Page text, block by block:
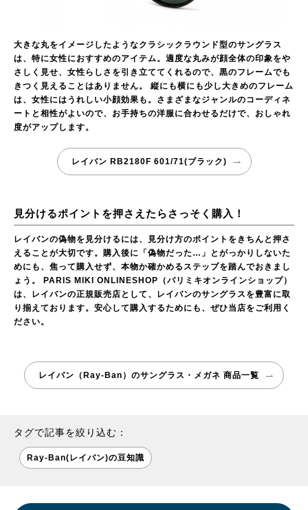
大きな丸をイメージしたようなクラシックラウンド型のサングラス
は、特に女性におすすめのアイテム。適度な丸みが顔全体の印象をや
さしく見せ、女性らしさを引き立ててくれるので、黒のフレームでも
きつく見えることはありません。 縦にも横にも少し大きめのフレーム
は、女性にはうれしい小顔効果も。さまざまなジャンルのコーディネ
ートと相性がよいので、お手持ちの洋服に合わせるだけで、おしゃれ
度がアップします。
レイバン RB2180F 601/71(ブラック)
見分けるポイントを押さえたらさっそく購入！
レイバンの偽物を見分けるには、見分け方のポイントをきちんと押さ
えることが大切です。購入後に「偽物だった…」とがっかりしないた
めにも、焦って購入せず、本物か確かめるステップを踏んでおきまし
ょう。
PARIS MIKI ONLINESHOP（パリミキオンラインショップ）
は、レイバンの正規販売店として、レイバンのサングラスを豊富に取
り揃えております。安心して購入するためにも、ぜひ当店をご利用く
ださい。
レイバン（Ray-Ban）のサングラス・メガネ 商品一覧
タグで記事を絞り込む：
Ray-Ban(レイバン)の豆知識